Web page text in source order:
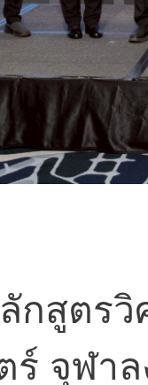
กสูตร
ร์ จุฬา